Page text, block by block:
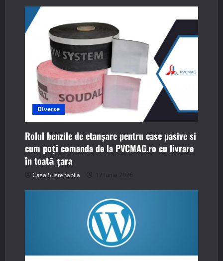
Diverse
Rolul benzile de etanșare pentru case pasive si
cum poți comanda de la PVCMAG.ro cu livrare
în toată țara
Casa Sustenabila 17 iunie 2026